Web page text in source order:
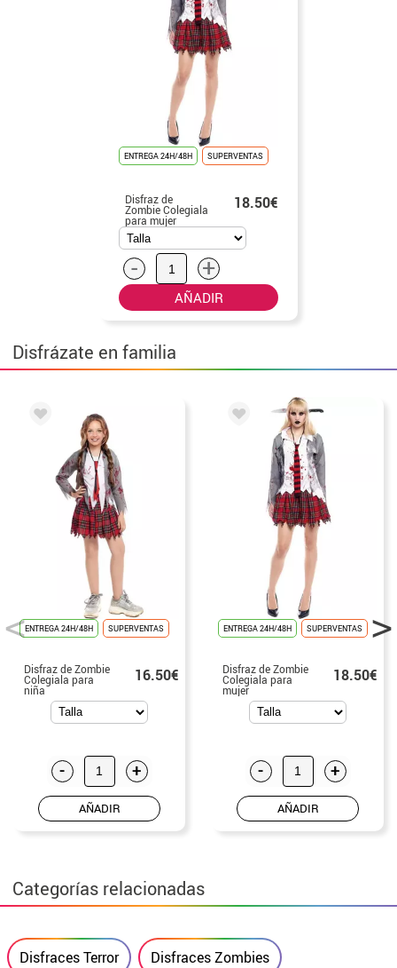
ENTREGA 24H/48H SUPERVENTAS
Disfraz de
Zombie Colegiala
para mujer
18.50€
- +
AÑADIR
Disfrázate en familia
ENTREGA 24H/48H SUPERVENTAS
Disfraz de Zombie
Colegiala para
niña
16.50€
- +
AÑADIR
ENTREGA 24H/48H SUPERVENTAS
Disfraz de Zombie
Colegiala para
mujer
18.50€
- +
AÑADIR
Categorías relacionadas
Disfraces Terror Disfraces Zombies